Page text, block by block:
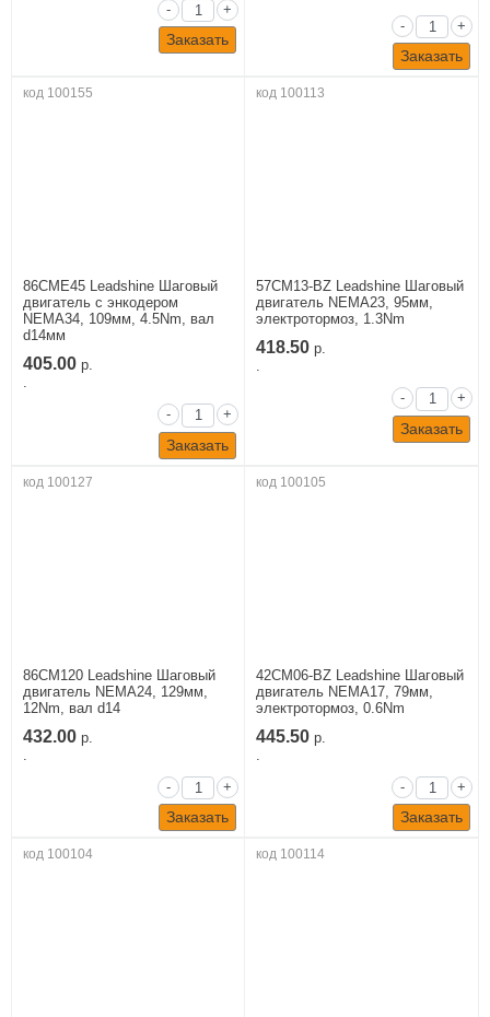
-
+
Заказать
-
+
Заказать
код 100155
86CME45 Leadshine Шаговый
двигатель c энкодером
NEMA34, 109мм, 4.5Nm, вал
d14мм
405.00 р.
.
-
+
Заказать
код 100113
57CM13-BZ Leadshine Шаговый
двигатель NEMA23, 95мм,
электротормоз, 1.3Nm
418.50 р.
.
-
+
Заказать
код 100127
86CM120 Leadshine Шаговый
двигатель NEMA24, 129мм,
12Nm, вал d14
432.00 р.
-
+
Заказать
код 100105
42CM06-BZ Leadshine Шаговый
двигатель NEMA17, 79мм,
электротормоз, 0.6Nm
445.50 р.
-
+
Заказать
код 100104 код 100114